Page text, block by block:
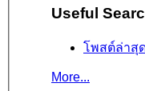
Useful
โพสต์ล่าสุ
More...